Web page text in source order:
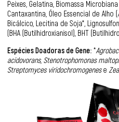
Peixes, Gelatina, Biomassa
Cantaxantina, Óleo Essencial de Alho (
Bicálcico, Lecitina de Soja*,
(BHA (Butilhidroxianisol), BHT
Espécies Doadoras de Gene: *
acidovorans, Stenotrophomonas
Streptomyces viridochromogenese